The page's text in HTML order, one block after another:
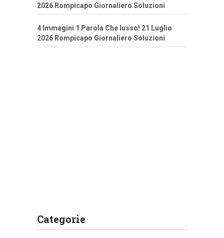
2026 Rompicapo Giornaliero Soluzioni
4 Immagini 1 Parola Che lusso! 21 Luglio
2026 Rompicapo Giornaliero Soluzioni
Categorie